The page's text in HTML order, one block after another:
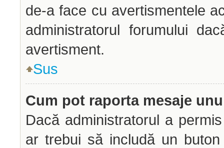
de-a face cu avertismentele
administratorul forumului
avertisment.
Sus
Cum pot raporta mesaje
Dacă administratorul a
ar trebui să includă un